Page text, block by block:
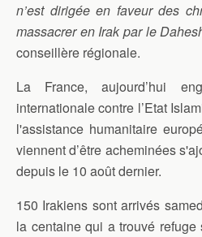
n’est dirigée en faveur des
massacrer en Irak par le
conseillère régionale.
La France, aujourd’hui
internationale contre l’Etat
l'assistance humanitaire
viennent d’être acheminées
depuis le 10 août dernier.
150 Irakiens sont arrivés
la centaine qui a trouvé